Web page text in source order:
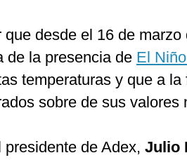
que desde el 16 de
de la presencia de El
temperaturas y que a
sobre de sus valores
de Adex, Julio